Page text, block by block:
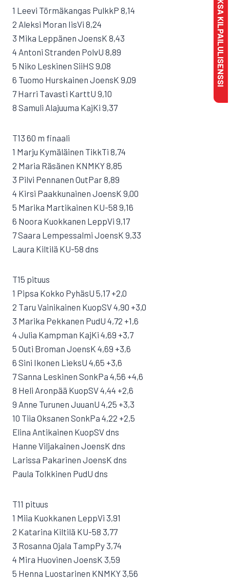
1 Leevi Törmäkangas PulkkP 8,14
2 Aleksi Moran IisVi 8,24
3 Mika Leppänen JoensK 8,43
4 Antoni Stranden PolvU 8,89
5 Niko Leskinen SiiHS 9,08
6 Tuomo Hurskainen JoensK 9,09
7 Harri Tavasti KarttU 9,10
8 Samuli Alajuuma KajKi 9,37
T13 60 m finaali
1 Marju Kymäläinen TikkTi 8,74
2 Maria Räsänen KNMKY 8,85
3 Pilvi Pennanen OutPar 8,89
4 Kirsi Paakkunainen JoensK 9,00
5 Marika Martikainen KU-58 9,16
6 Noora Kuokkanen LeppVi 9,17
7 Saara Lempessalmi JoensK 9,33
Laura Kiltilä KU-58 dns
T15 pituus
1 Pipsa Kokko PyhäsU 5,17 +2,0
2 Taru Vainikainen KuopSV 4,90 +3,0
3 Marika Pekkanen PudU 4,72 +1,6
4 Julia Kampman KajKi 4,69 +3,7
5 Outi Broman JoensK 4,69 +3,6
6 Sini Ikonen LieksU 4,65 +3,6
7 Sanna Leskinen SonkPa 4,56 +4,6
8 Heli Aronpää KuopSV 4,44 +2,6
9 Anne Turunen JuuanU 4,25 +3,3
10 Tiia Oksanen SonkPa 4,22 +2,5
Elina Antikainen KuopSV dns
Hanne Viljakainen JoensK dns
Larissa Pakarinen JoensK dns
Paula Tolkkinen PudU dns
T11 pituus
1 Miia Kuokkanen LeppVi 3,91
2 Katarina Kiltilä KU-58 3,77
3 Rosanna Ojala TampPy 3,74
4 Mira Huovinen JoensK 3,59
5 Henna Luostarinen KNMKY 3,56
MAKSA KILPAILULISENSSI